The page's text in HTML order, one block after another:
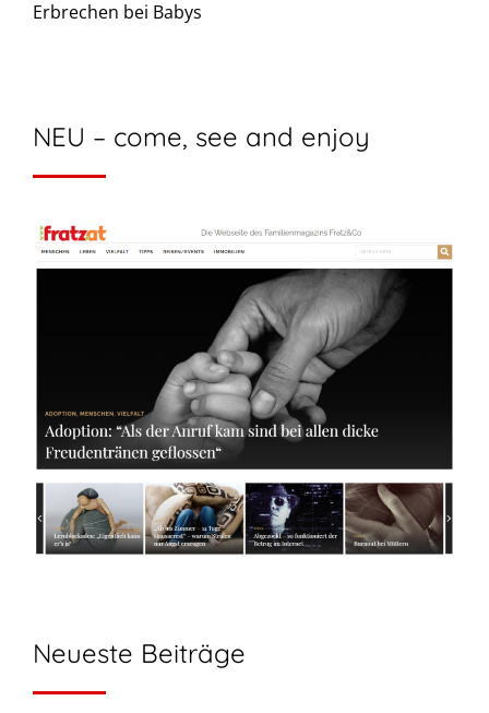
Erbrechen bei Babys
NEU – come, see and enjoy
Neueste Beiträge